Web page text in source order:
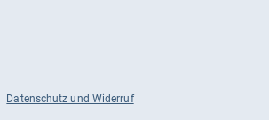
Datenschutz und Widerruf